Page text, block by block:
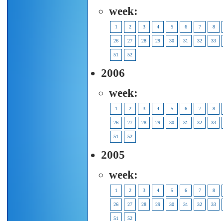
week:
1 2 3 4 5 6 7 8
26 27 28 29 30 31 32 33
51 52
2006
week:
1 2 3 4 5 6 7 8
26 27 28 29 30 31 32 33
51 52
2005
week:
1 2 3 4 5 6 7 8
26 27 28 29 30 31 32 33
51 52